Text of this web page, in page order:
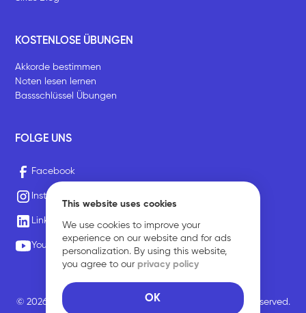
This website uses cookies
We use cookies to improve your
experience on our website and for ads
personalization. By using this website,
you agree to our privacy policy
OK
KOSTENLOSE ÜBUNGEN
Akkorde bestimmen
Noten lesen lernen
Bassschlüssel Übungen
FOLGE UNS
Facebook
Instagram
LinkedIn
Youtube
© 2026 Sirius Music Communications GmbH. All rights reserved.